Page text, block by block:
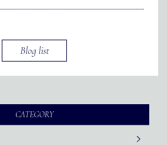
Blog list
CATEGORY